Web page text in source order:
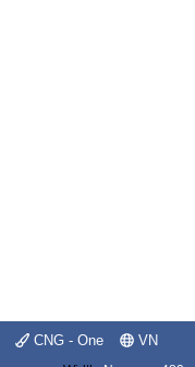
CNG - One VN